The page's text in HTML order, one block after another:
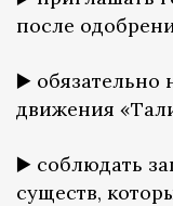
после
▶️ обязательно
движения
▶️ соблюдать
существ,